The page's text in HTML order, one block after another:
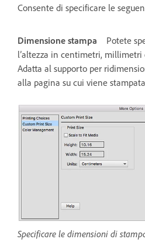
Consente di specificare le
Dimensione stampa
Potete
l’altezza in centimetri, millimetri
Adatta al supporto per
alla pagina su cui viene
Specificare le dimensioni di